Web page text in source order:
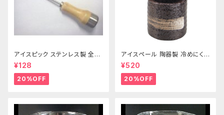
アイスピック ステンレス製 全長
215ｍｍ
¥128
20%OFF
アイスペール 陶器製 冷めにくい
二重構造 860ml
¥520
20%OFF